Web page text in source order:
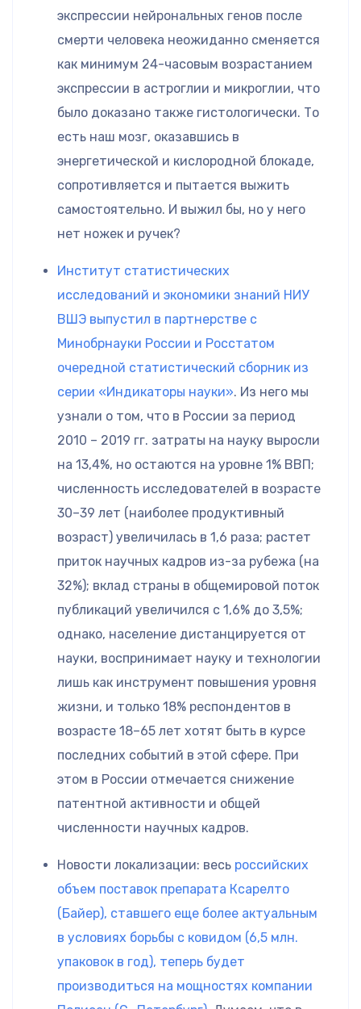
экспрессии нейрональных генов после
смерти человека неожиданно сменяется
как минимум 24-часовым возрастанием
экспрессии в астроглии и микроглии, что
было доказано также гистологически. То
есть наш мозг, оказавшись в
энергетической и кислородной блокаде,
сопротивляется и пытается выжить
самостоятельно. И выжил бы, но у него
нет ножек и ручек?
Институт статистических
исследований и экономики знаний НИУ
ВШЭ выпустил в партнерстве с
Минобрнауки России и Росстатом
очередной статистический сборник из
серии «Индикаторы науки». Из него мы
узнали о том, что в России за период
2010 – 2019 гг. затраты на науку выросли
на 13,4%, но остаются на уровне 1% ВВП;
численность исследователей в возрасте
30–39 лет (наиболее продуктивный
возраст) увеличилась в 1,6 раза; растет
приток научных кадров из-за рубежа (на
32%); вклад страны в общемировой поток
публикаций увеличился с 1,6% до 3,5%;
однако, население дистанцируется от
науки, воспринимает науку и технологии
лишь как инструмент повышения уровня
жизни, и только 18% респондентов в
возрасте 18–65 лет хотят быть в курсе
последних событий в этой сфере. При
этом в России отмечается снижение
патентной активности и общей
численности научных кадров.
Новости локализации: весь российских
объем поставок препарата Ксарелто
(Байер), ставшего еще более актуальным
в условиях борьбы с ковидом (6,5 млн.
упаковок в год), теперь будет
производиться на мощностях компании